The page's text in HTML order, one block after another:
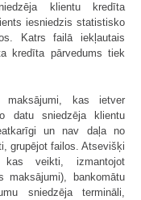
klientu kredīta
iesniedzis statistisko
Katrs failā iekļautais
kredīta pārvedums tiek
maksājumi, kas ietver
datu sniedzēja klientu
un nav daļa no
grupējot failos. Atsevišķi
kas veikti, izmantojot
maksājumi), bankomātu
sniedzēja termināli,